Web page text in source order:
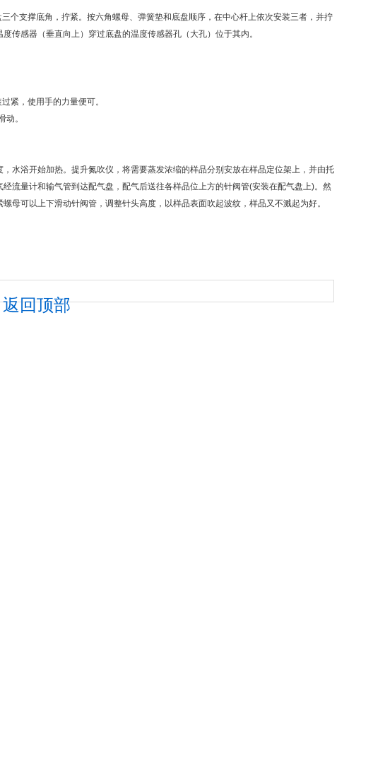
支撑底角，拧紧。按六角螺母、弹簧垫和底盘顺序，在中心杆上依次安装三者，并拧
传感器（垂直向上）穿过底盘的温度传感器孔（大孔）位于其内。
紧，使用手的力量便可。
。
浴开始加热。提升氮吹仪，将需要蒸发浓缩的样品分别安放在样品定位架上，并由托
流量计和输气管到达配气盘，配气后送往各样品位上方的针阀管(安装在配气盘上)。然
母可以上下滑动针阀管，调整针头高度，以样品表面吹起波纹，样品又不溅起为好。
返回顶部